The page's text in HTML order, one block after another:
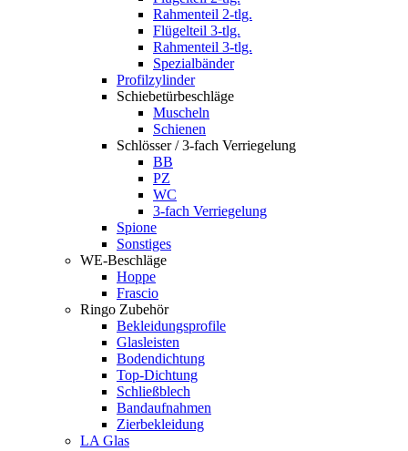
Rahmenteil 2-tlg.
Flügelteil 3-tlg.
Rahmenteil 3-tlg.
Spezialbänder
Profilzylinder
Schiebetürbeschläge
Muscheln
Schienen
Schlösser / 3-fach Verriegelung
BB
PZ
WC
3-fach Verriegelung
Spione
Sonstiges
WE-Beschläge
Hoppe
Frascio
Ringo Zubehör
Bekleidungsprofile
Glasleisten
Bodendichtung
Top-Dichtung
Schließblech
Bandaufnahmen
Zierbekleidung
LA Glas